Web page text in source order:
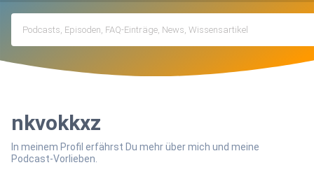
nkvokkxz
In meinem Profil erfährst Du mehr über mich und meine
Podcast-Vorlieben.